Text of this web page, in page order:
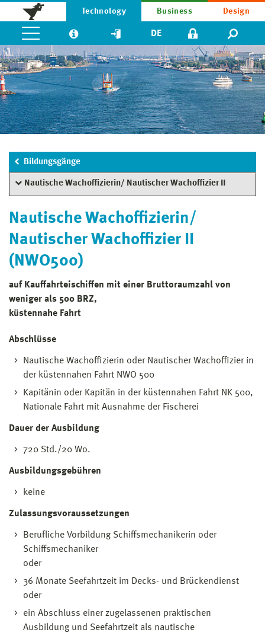
Technology Business Design
DE
Bildungsgänge
Nautische Wachoffizierin/ Nautischer Wachoffizier II
Nautische Wachoffizierin/
Nautischer Wachoffizier II
(NWO500)
auf Kauffahrteischiffen mit einer Bruttoraumzahl von
weniger als 500 BRZ,
küstennahe Fahrt
Abschlüsse
Nautische Wachoffizierin oder Nautischer Wachoffizier in
der küstennahen Fahrt NWO 500
Kapitänin oder Kapitän in der küstennahen Fahrt NK 500,
Nationale Fahrt mit Ausnahme der Fischerei
Dauer der Ausbildung
720 Std./20 Wo.
Ausbildungsgebühren
keine
Zulassungsvoraussetzungen
Berufliche Vorbildung Schiffsmechanikerin oder
Schiffsmechaniker
oder
36 Monate Seefahrtzeit im Decks- und Brückendienst
oder
ein Abschluss einer zugelassenen praktischen
Ausbildung und Seefahrtzeit als nautische